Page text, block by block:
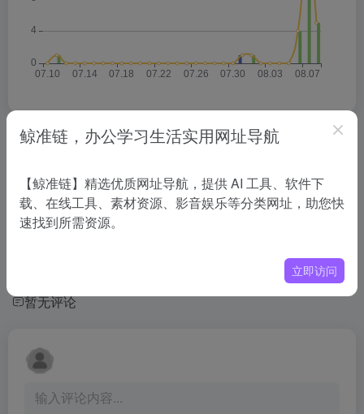
相关导航
没有相关内容!
暂无评论
鲸准链，办公学习生活实用网址导航
【鲸准链】精选优质网址导航，提供 AI 工具、软件下
载、在线工具、素材资源、影音娱乐等分类网址，助您快
速找到所需资源。
立即访问